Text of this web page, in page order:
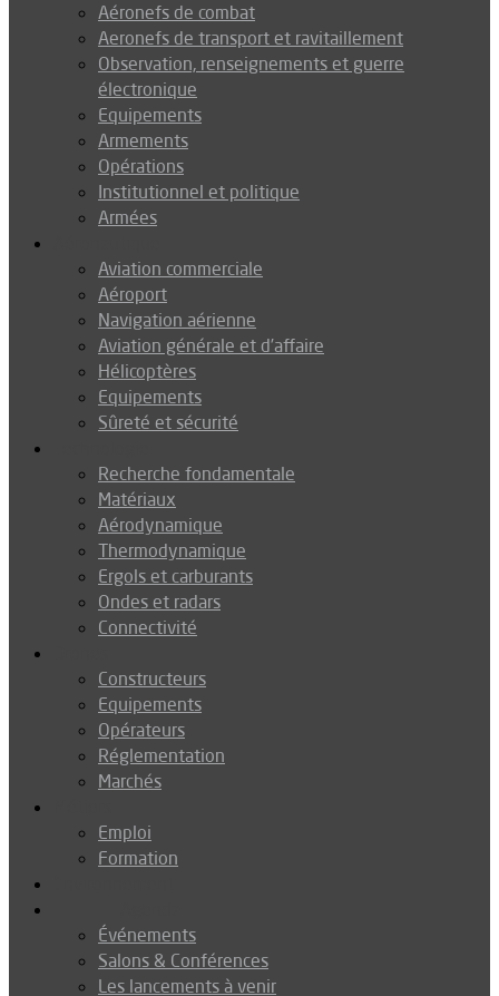
Aéronefs de combat
Aeronefs de transport et ravitaillement
Observation, renseignements et guerre
électronique
Equipements
Armements
Opérations
Institutionnel et politique
Armées
Aviation commerciale
Aéroport
Navigation aérienne
Aviation générale et d’affaire
Hélicoptères
Equipements
Sûreté et sécurité
Recherche fondamentale
Matériaux
Aérodynamique
Thermodynamique
Ergols et carburants
Ondes et radars
Connectivité
Constructeurs
Equipements
Opérateurs
Réglementation
Marchés
Emploi
Formation
Événements
Salons & Conférences
Les lancements à venir